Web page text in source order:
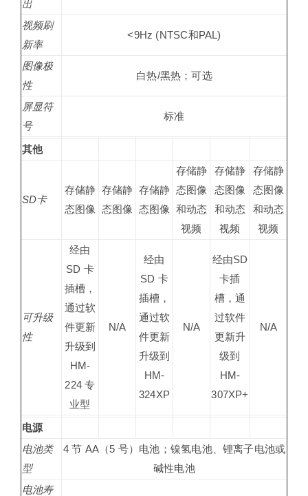
出
视频刷
新率
<9Hz (NTSC和PAL)
图像极
性
白热/黑热；可选
屏显符
号
标准
其他
SD卡
存储静
态图像
存储静
态图像
存储静
态图像
存储静
态图像
和动态
视频
存储静
态图像
和动态
视频
存储静
态图像
和动态
视频
可升级
性
经由
SD 卡
插槽，
通过软
件更新
升级到
HM-
224 专
业型
N/A
经由
SD 卡
插槽，
通过软
件更新
升级到
HM-
324XP
N/A
经由SD
卡插
槽，通
过软件
更新升
级到
HM-
307XP+
N/A
电源
电池类
型
4 节 AA（5 号）电池；镍氢电池、锂离子电池或
碱性电池
电池寿